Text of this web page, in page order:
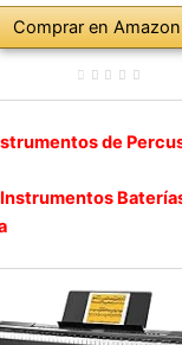
Comprar en Amazon
de
Instrumentos